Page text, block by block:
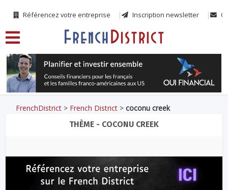
Référencez votre entreprise Inscription newsletter
FrenchDistrict > French District >coconu creek
THÈME - COCONU CREEK